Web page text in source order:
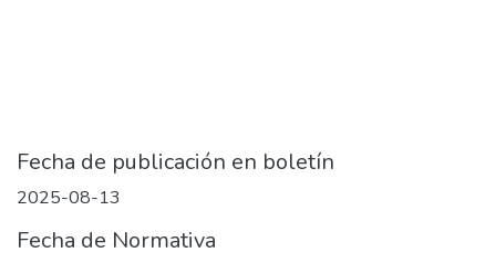
Fecha de publicación en boletín
2025-08-13
Fecha de Normativa